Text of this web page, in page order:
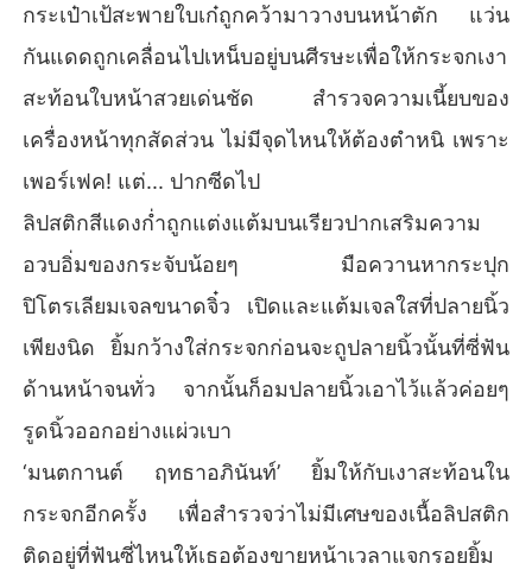
กระเป๋าเป้สะพายใบเก๋ถูกคว้ามาวางบนหน้าตัก แว่น
กันแดดถูกเคลื่อนไปเหน็บอยู่บนศีรษะเพื่อให้กระจกเงา
สะท้อนใบหน้าสวยเด่นชัด สำรวจความเนี้ยบของ
เครื่องหน้าทุกสัดส่วน ไม่มีจุดไหนให้ต้องตำหนิ เพราะ
เพอร์เฟค! แต่... ปากซีดไป
ลิปสติกสีแดงก่ำถูกแต่งแต้มบนเรียวปากเสริมความ
อวบอิ่มของกระจับน้อยๆ มือควานหากระปุก
ปิโตรเลียมเจลขนาดจิ๋ว เปิดและแต้มเจลใสที่ปลายนิ้ว
เพียงนิด ยิ้มกว้างใส่กระจกก่อนจะถูปลายนิ้วนั้นที่ซี่ฟัน
ด้านหน้าจนทั่ว จากนั้นก็อมปลายนิ้วเอาไว้แล้วค่อยๆ
รูดนิ้วออกอย่างแผ่วเบา
‘มนตกานต์ ฤทธาอภินันท์’ ยิ้มให้กับเงาสะท้อนใน
กระจกอีกครั้ง เพื่อสำรวจว่าไม่มีเศษของเนื้อลิปสติก
ติดอยู่ที่ฟันซี่ไหนให้เธอต้องขายหน้าเวลาแจกรอยยิ้ม